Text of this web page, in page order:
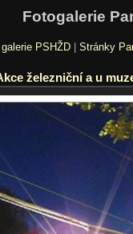
Fotogalerie
PSHŽD| Stránky
železniční a u